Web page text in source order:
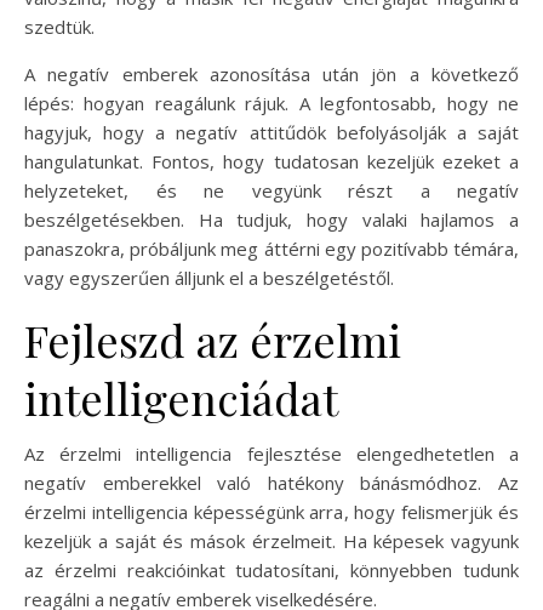
szedtük.
A negatív emberek azonosítása után jön a következő
lépés: hogyan reagálunk rájuk. A legfontosabb, hogy ne
hagyjuk, hogy a negatív attitűdök befolyásolják a saját
hangulatunkat. Fontos, hogy tudatosan kezeljük ezeket a
helyzeteket, és ne vegyünk részt a negatív
beszélgetésekben. Ha tudjuk, hogy valaki hajlamos a
panaszokra, próbáljunk meg áttérni egy pozitívabb témára,
vagy egyszerűen álljunk el a beszélgetéstől.
Fejleszd az érzelmi
intelligenciádat
Az érzelmi intelligencia fejlesztése elengedhetetlen a
negatív emberekkel való hatékony bánásmódhoz. Az
érzelmi intelligencia képességünk arra, hogy felismerjük és
kezeljük a saját és mások érzelmeit. Ha képesek vagyunk
az érzelmi reakcióinkat tudatosítani, könnyebben tudunk
reagálni a negatív emberek viselkedésére.